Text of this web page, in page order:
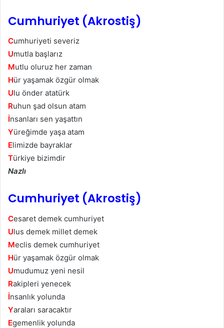
Cumhuriyet (Akrostiş)
Cumhuriyeti severiz
Umutla başlarız
Mutlu oluruz her zaman
Hür yaşamak özgür olmak
Ulu önder atatürk
Ruhun şad olsun atam
İnsanları sen yaşattın
Yüreğimde yaşa atam
Elimizde bayraklar
Türkiye bizimdir
Nazlı
Cumhuriyet (Akrostiş)
Cesaret demek cumhuriyet
Ulus demek millet demek
Meclis demek cumhuriyet
Hür yaşamak özgür olmak
Umudumuz yeni nesil
Rakipleri yenecek
İnsanlık yolunda
Yaraları saracaktır
Egemenlik yolunda